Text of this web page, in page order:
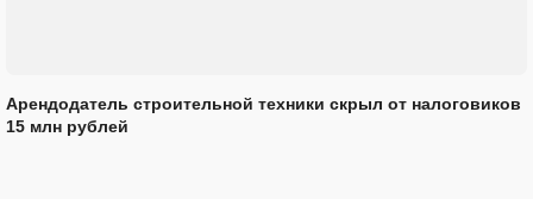
Арендодатель строительной техники скрыл от налоговиков
15 млн рублей